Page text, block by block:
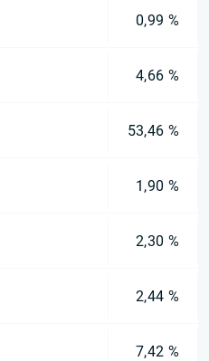
0,99 %
4,66 %
53,46 %
1,90 %
2,30 %
2,44 %
7,42 %